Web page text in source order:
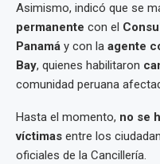
Asimismo, indicó que se
permanente con el
Panamá y con la agente
Bay, quienes habilitaron
comunidad peruana
Hasta el momento, no se
víctimas entre los
oficiales de la Cancillería.